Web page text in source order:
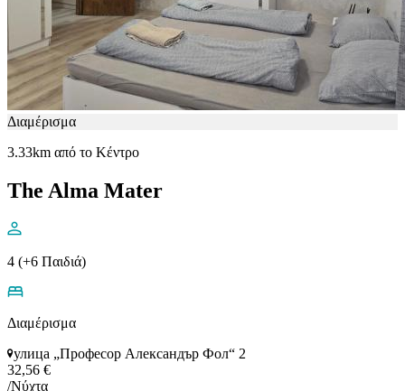
Διαμέρισμα
3.33km από το Κέντρο
The Alma Mater
4 (+6 Παιδιά)
Διαμέρισμα
улица „Професор Александър Фол“ 2
32,56 €
/Νύχτα